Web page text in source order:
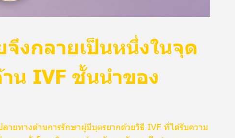
จึงกลายเป็นหนึ่งในจุด
น IVF ชั้นนำของ
ายทางด้านการรักษาผู้มีบุตรยากด้วยวิธี IVF ที่ได้รับความ